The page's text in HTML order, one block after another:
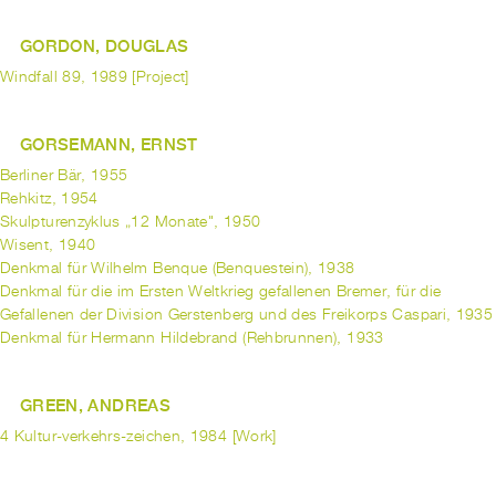
GORDON, DOUGLAS
Windfall 89, 1989 [Project]
GORSEMANN, ERNST
Berliner Bär, 1955
Rehkitz, 1954
Skulpturenzyklus „12 Monate", 1950
Wisent, 1940
Denkmal für Wilhelm Benque (Benquestein), 1938
Denkmal für die im Ersten Weltkrieg gefallenen Bremer, für die
Gefallenen der Division Gerstenberg und des Freikorps Caspari, 1935
Denkmal für Hermann Hildebrand (Rehbrunnen), 1933
GREEN, ANDREAS
4 Kultur-verkehrs-zeichen, 1984 [Work]